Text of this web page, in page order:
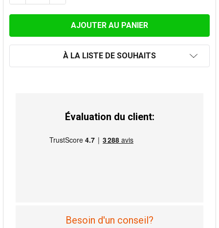
À LA LISTE DE SOUHAITS
Évaluation du client:
Besoin d'un conseil?